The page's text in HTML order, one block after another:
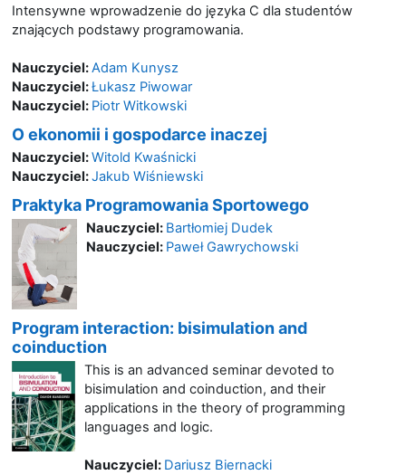
Intensywne wprowadzenie do języka C dla studentów
znających podstawy programowania.
Nauczyciel:Adam Kunysz
Nauczyciel:Łukasz Piwowar
Nauczyciel: Piotr Witkowski
O ekonomii i gospodarce inaczej
Nauczyciel:Witold Kwaśnicki
Nauczyciel:Jakub Wiśniewski
Praktyka Programowania Sportowego
Nauczyciel: Bartłomiej Dudek
Nauczyciel: Paweł Gawrychowski
Program interaction: bisimulation and
coinduction
This is an advanced seminar devoted to
bisimulation and coinduction, and their
applications in the theory of programming
languages and logic.
Nauczyciel: Dariusz Biernacki